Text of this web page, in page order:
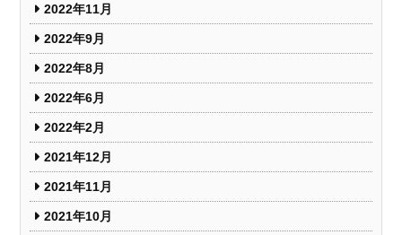
2022年11月
2022年9月
2022年8月
2022年6月
2022年2月
2021年12月
2021年11月
2021年10月